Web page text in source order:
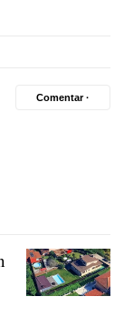
Comentar ·